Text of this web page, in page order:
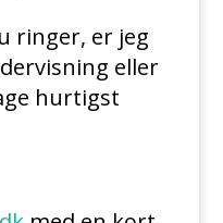
ringer, er jeg
eller
hurtigst